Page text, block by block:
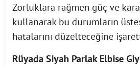
Zorluklara rağmen güç ve
kullanarak bu durumların
hatalarını düzelteceğine
Rüyada Siyah Parlak Elbise